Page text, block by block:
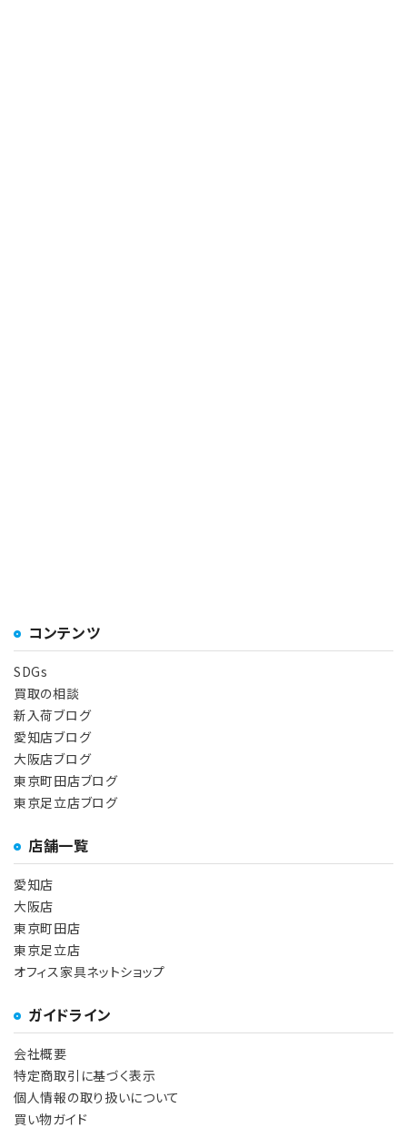
コンテンツ
SDGs
買取の相談
新入荷ブログ
愛知店ブログ
大阪店ブログ
東京町田店ブログ
東京足立店ブログ
店舗一覧
愛知店
大阪店
東京町田店
東京足立店
オフィス家具ネットショップ
ガイドライン
会社概要
特定商取引に基づく表示
個人情報の取り扱いについて
買い物ガイド